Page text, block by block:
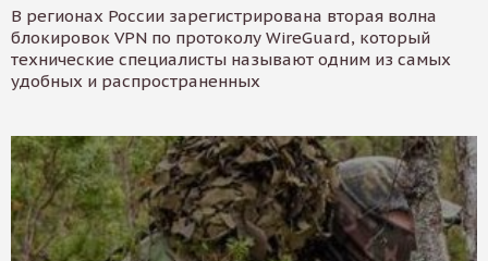
В регионах России зарегистрирована вторая волна
блокировок VPN по протоколу WireGuard, который
технические специалисты называют одним из самых
удобных и распространенных